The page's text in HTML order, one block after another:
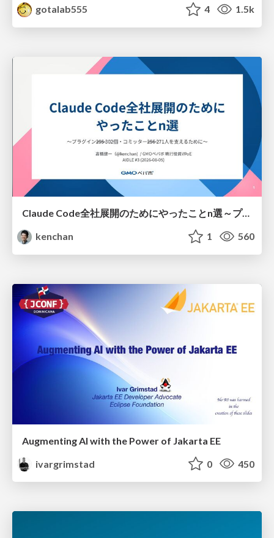
gotalab555
4 1.5k
Claude Code全社展開のためにやったことn選～プラグイン302個・コミッター271人を支えるために～
kenchan
1 560
Augmenting AI with the Power of Jakarta EE
ivargrimstad
0 450